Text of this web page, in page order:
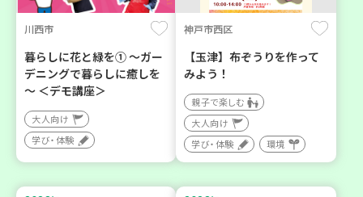
川西市
暮らしに花と緑を① ～ガー
デニングで暮らしに癒しを
～ ＜デモ講座＞
大人向け
学び・体験
神戸市西区
【玉津】布ぞうりを作って
みよう！
親子で楽しむ
大人向け
学び・体験
環境